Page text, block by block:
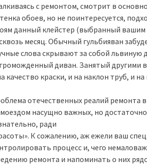
с ремонтом, смотрит в
обоев, но не поинтересуется,
данный клейстер (выбранный вашим
месяц. Обычный гульбияван
слова скрывают за собой
диван. Занятый другими
качество краски, и на наклон труб, и
отечественных реалий ремонта
насущно важных, но
ради
К сожалению, аж ежели ваш
процесс и, чего
ремонта и напоминать о них